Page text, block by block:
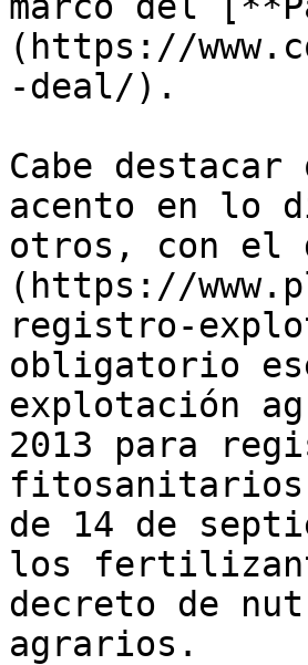
(https://
-deal/).
Cabe
acento en lo
otros, con el
(https://
registro-
obligatorio
explotación
2013 para
fitosanitarios
de 14 de
los
decreto de
agrarios.